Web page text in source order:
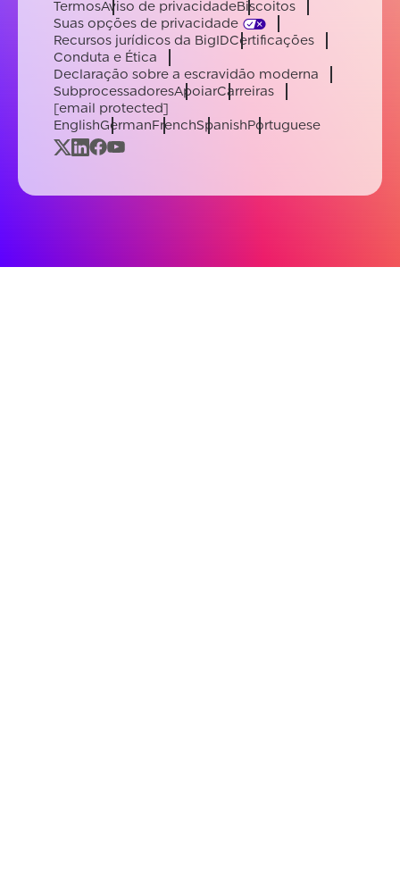
TermosAviso de privacidadeBiscoitos
Suas opções de privacidade
Recursos jurídicos da BigIDCertificações
Conduta e Ética
Declaração sobre a escravidão moderna
SubprocessadoresApoiarCarreiras
[email protected]
EnglishGermanFrenchSpanishPortuguese